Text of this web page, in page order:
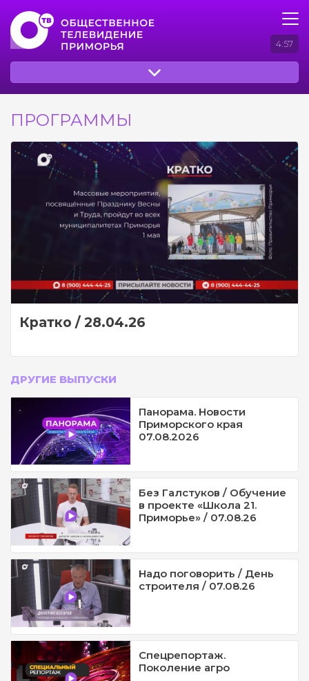
4:57
ПРОГРАММЫ
Кратко / 28.04.26
ДРУГИЕ ВЫПУСКИ
Панорама. Новости
Приморского края
07.08.2026
Без Галстуков / Обучение
в проекте «Школа 21.
Приморье» / 07.08.26
Надо поговорить / День
строителя / 07.08.26
Спецрепортаж.
Поколение агро